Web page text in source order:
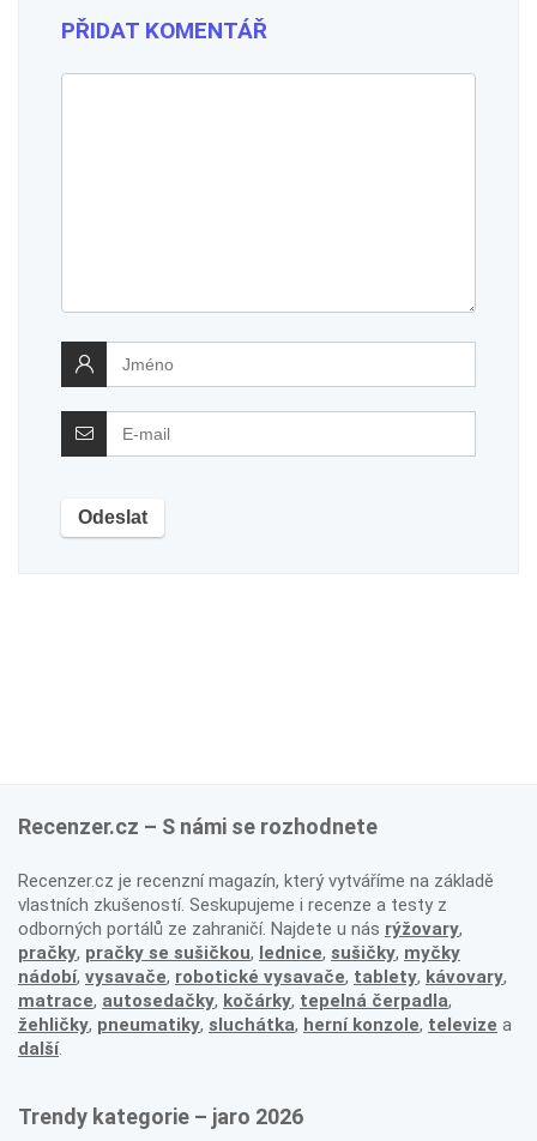
PŘIDAT KOMENTÁŘ
Recenzer.cz – S námi se rozhodnete
Recenzer.cz je recenzní magazín, který vytváříme na základě
vlastních zkušeností. Seskupujeme i recenze a testy z
odborných portálů ze zahraničí. Najdete u nás rýžovary,
pračky, pračky se sušičkou, lednice, sušičky, myčky
nádobí, vysavače, robotické vysavače, tablety, kávovary,
matrace, autosedačky, kočárky, tepelná čerpadla,
žehličky, pneumatiky, sluchátka, herní konzole, televize a
další.
Trendy kategorie – jaro 2026